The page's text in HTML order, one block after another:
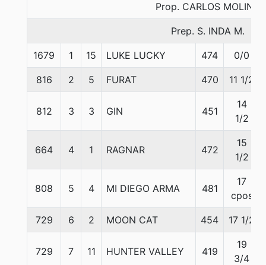
Prop. CARLOS MOLINA
Prep. S. INDA M.
1679 1 15 LUKE LUCKY 474 0/0
816 2 5 FURAT 470 11 1/2
812 3 3 GIN 451
14
1/2
664 4 1 RAGNAR 472
15
1/2
808 5 4 MI DIEGO ARMA 481
17
cpos
729 6 2 MOON CAT 454 17 1/2
729 7 11 HUNTER VALLEY 419
19
3/4